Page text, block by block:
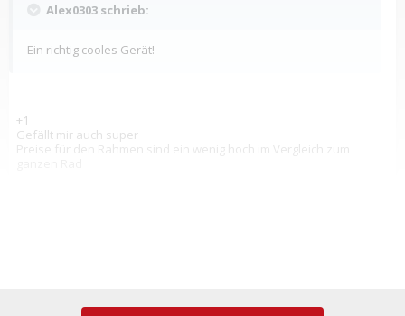
Alex0303 schrieb:
Ein richtig cooles Gerät!
+1
Gefällt mir auch super
Preise für den Rahmen sind ein wenig hoch im Vergleich zum